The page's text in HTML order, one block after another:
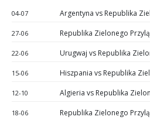
04-07
27-06
22-06
15-06
12-10
18-06